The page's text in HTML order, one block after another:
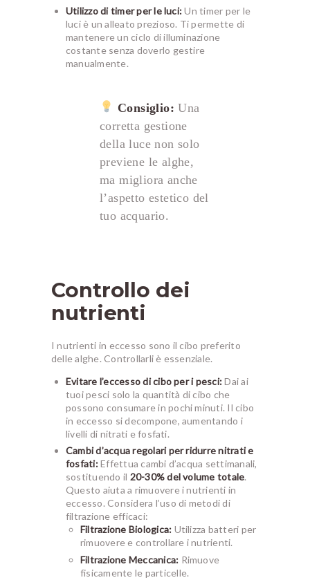
Utilizzo di timer per le luci:Un timer per le
luci è un alleato prezioso. Ti permette di
mantenere un ciclo di illuminazione
costante senza doverlo gestire
manualmente.
Consiglio: Una
corretta gestione
della luce non solo
previene le alghe,
ma migliora anche
l’aspetto estetico del
tuo acquario.
Controllo dei
nutrienti
I nutrienti in eccesso sono il cibo preferito
delle alghe. Controllarli è essenziale.
Evitare l’eccesso di cibo per i pesci:Dai ai
tuoi pesci solo la quantità di cibo che
possono consumare in pochi minuti. Il cibo
in eccesso si decompone, aumentando i
livelli di nitrati e fosfati.
Cambi d’acqua regolari per ridurre nitrati e
fosfati:Effettua cambi d’acqua settimanali,
sostituendo il 20-30% del volume totale.
Questo aiuta a rimuovere i nutrienti in
eccesso. Considera l’uso di metodi di
filtrazione efficaci:
Filtrazione Biologica: Utilizza batteri per
rimuovere e controllare i nutrienti.
Filtrazione Meccanica: Rimuove
fisicamente le particelle.